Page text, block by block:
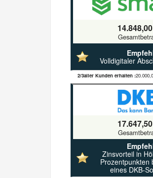
Volldigitaler
2/3aller Kunden erhalten :
Zinsvorteil in
Prozentpunkten
eines DKB-